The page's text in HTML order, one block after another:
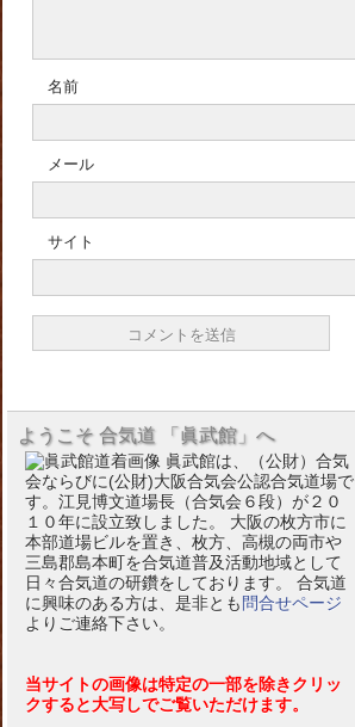
名前
メール
サイト
ようこそ 合気道 「眞武館」へ
眞武館は、（公財）合気
会ならびに(公財)大阪合気会公認合気道場で
す。江見博文道場長（合気会６段）が２０
１０年に設立致しました。 大阪の枚方市に
本部道場ビルを置き、枚方、高槻の両市や
三島郡島本町を合気道普及活動地域として
日々合気道の研鑽をしております。 合気道
に興味のある方は、是非とも 問合せページ
よりご連絡下さい。
当サイトの画像は特定の一部を除きクリッ
クすると大写しでご覧いただけます。